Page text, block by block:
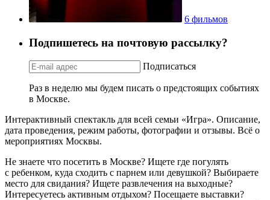
6 фильмов
Подпишетесь на почтовую рассылку?
Подписаться
Раз в неделю мы будем писать о предстоящих событиях
в Москве.
Интерактивный спектакль для всей семьи «Игра». Описание,
дата проведения, режим работы, фотографии и отзывы. Всё о
мероприятиях Москвы.
Не знаете что посетить в Москве? Ищете где погулять
с ребенком, куда сходить с парнем или девушкой? Выбираете
место для свидания? Ищете развлечения на выходные?
Интересуетесь активным отдыхом? Посещаете выставки?